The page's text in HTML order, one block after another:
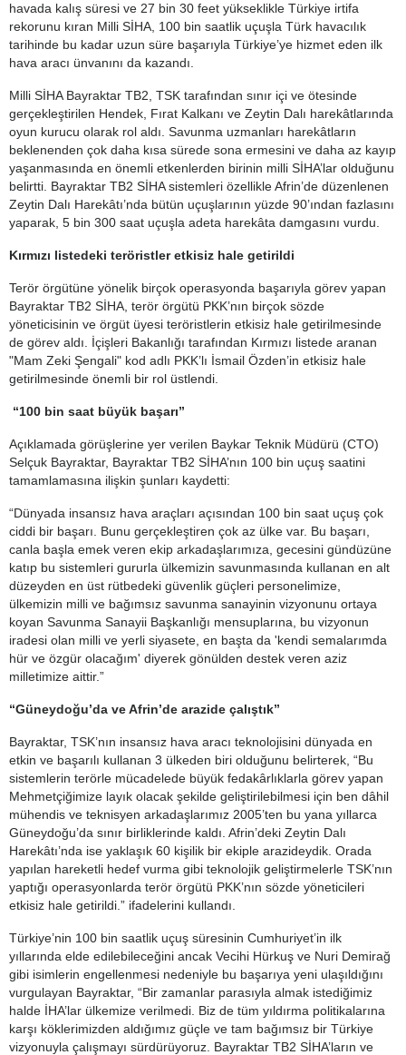
havada kalış süresi ve 27 bin 30 feet yükseklikle Türkiye irtifa
rekorunu kıran Milli SİHA, 100 bin saatlik uçuşla Türk havacılık
tarihinde bu kadar uzun süre başarıyla Türkiye’ye hizmet eden ilk
hava aracı ünvanını da kazandı.
Milli SİHA Bayraktar TB2, TSK tarafından sınır içi ve ötesinde
gerçekleştirilen Hendek, Fırat Kalkanı ve Zeytin Dalı harekâtlarında
oyun kurucu olarak rol aldı. Savunma uzmanları harekâtların
beklenenden çok daha kısa sürede sona ermesini ve daha az kayıp
yaşanmasında en önemli etkenlerden birinin milli SİHA’lar olduğunu
belirtti. Bayraktar TB2 SİHA sistemleri özellikle Afrin’de düzenlenen
Zeytin Dalı Harekâtı’nda bütün uçuşlarının yüzde 90’ından fazlasını
yaparak, 5 bin 300 saat uçuşla adeta harekâta damgasını vurdu.
Kırmızı listedeki teröristler etkisiz hale getirildi
Terör örgütüne yönelik birçok operasyonda başarıyla görev yapan
Bayraktar TB2 SİHA, terör örgütü PKK’nın birçok sözde
yöneticisinin ve örgüt üyesi teröristlerin etkisiz hale getirilmesinde
de görev aldı. İçişleri Bakanlığı tarafından Kırmızı listede aranan
"Mam Zeki Şengali" kod adlı PKK’lı İsmail Özden’in etkisiz hale
getirilmesinde önemli bir rol üstlendi.
“100 bin saat büyük başarı”
Açıklamada görüşlerine yer verilen Baykar Teknik Müdürü (CTO)
Selçuk Bayraktar, Bayraktar TB2 SİHA’nın 100 bin uçuş saatini
tamamlamasına ilişkin şunları kaydetti:
“Dünyada insansız hava araçları açısından 100 bin saat uçuş çok
ciddi bir başarı. Bunu gerçekleştiren çok az ülke var. Bu başarı,
canla başla emek veren ekip arkadaşlarımıza, gecesini gündüzüne
katıp bu sistemleri gururla ülkemizin savunmasında kullanan en alt
düzeyden en üst rütbedeki güvenlik güçleri personelimize,
ülkemizin milli ve bağımsız savunma sanayinin vizyonunu ortaya
koyan Savunma Sanayii Başkanlığı mensuplarına, bu vizyonun
iradesi olan milli ve yerli siyasete, en başta da 'kendi semalarımda
hür ve özgür olacağım' diyerek gönülden destek veren aziz
milletimize aittir.”
“Güneydoğu’da ve Afrin’de arazide çalıştık”
Bayraktar, TSK’nın insansız hava aracı teknolojisini dünyada en
etkin ve başarılı kullanan 3 ülkeden biri olduğunu belirterek, “Bu
sistemlerin terörle mücadelede büyük fedakârlıklarla görev yapan
Mehmetçiğimize layık olacak şekilde geliştirilebilmesi için ben dâhil
mühendis ve teknisyen arkadaşlarımız 2005’ten bu yana yıllarca
Güneydoğu’da sınır birliklerinde kaldı. Afrin’deki Zeytin Dalı
Harekâtı’nda ise yaklaşık 60 kişilik bir ekiple arazideydik. Orada
yapılan hareketli hedef vurma gibi teknolojik geliştirmelerle TSK’nın
yaptığı operasyonlarda terör örgütü PKK’nın sözde yöneticileri
etkisiz hale getirildi.” ifadelerini kullandı.
Türkiye’nin 100 bin saatlik uçuş süresinin Cumhuriyet’in ilk
yıllarında elde edilebileceğini ancak Vecihi Hürkuş ve Nuri Demirağ
gibi isimlerin engellenmesi nedeniyle bu başarıya yeni ulaşıldığını
vurgulayan Bayraktar, “Bir zamanlar parasıyla almak istediğimiz
halde İHA’lar ülkemize verilmedi. Biz de tüm yıldırma politikalarına
karşı köklerimizden aldığımız güçle ve tam bağımsız bir Türkiye
vizyonuyla çalışmayı sürdürüyoruz. Bayraktar TB2 SİHA’ların ve